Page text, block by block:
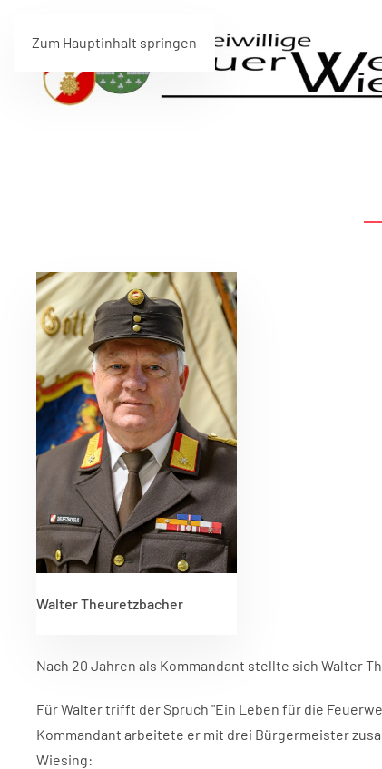
Zum Hauptinhalt springen
Walter Theuretzbacher
Nach 20 Jahren als Kommandant stellte sich Walter
Für Walter trifft der Spruch "Ein Leben für die
Kommandant arbeitete er mit drei Bürgermeister
Wiesing: